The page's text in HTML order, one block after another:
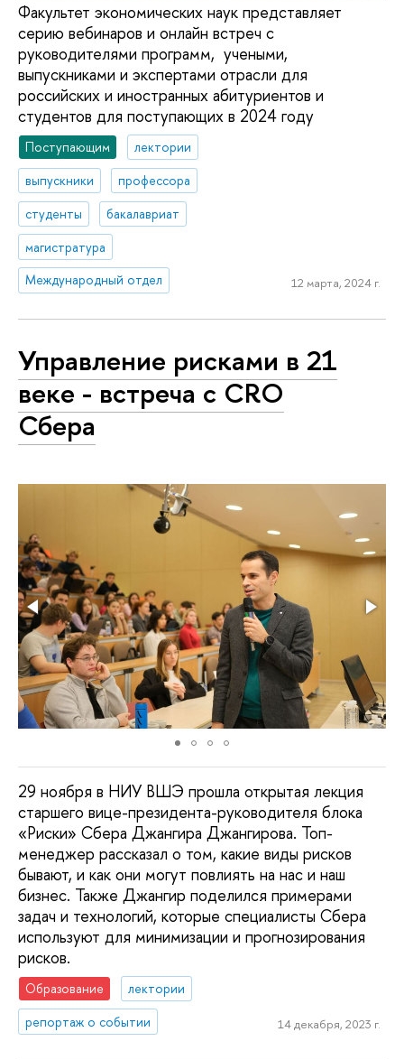
Факультет экономических наук представляет
серию вебинаров и онлайн встреч с
руководителями программ, учеными,
выпускниками и экспертами отрасли для
российских и иностранных абитуриентов и
студентов для поступающих в 2024 году
Поступающим
лектории
выпускники
профессора
студенты
бакалавриат
магистратура
Международный отдел
12 марта, 2024 г.
Управление рисками в 21
веке - встреча с CRO
Сбера
29 ноября в НИУ ВШЭ прошла открытая лекция
старшего вице-президента-руководителя блока
«Риски» Сбера Джангира Джангирова. Топ-
менеджер рассказал о том, какие виды рисков
бывают, и как они могут повлиять на нас и наш
бизнес. Также Джангир поделился примерами
задач и технологий, которые специалисты Сбера
используют для минимизации и прогнозирования
рисков.
Образование
лектории
репортаж о событии
14 декабря, 2023 г.